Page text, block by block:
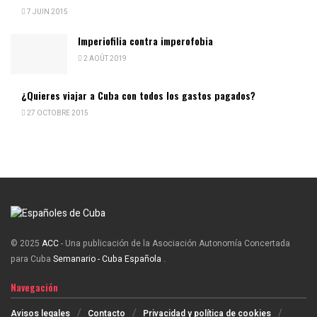
7 JUIN 2015
Imperiofilia contra imperofobia
2 AOÛT 2019
¿Quieres viajar a Cuba con todos los gastos pagados?
27 OCTOBRE 2015
© 2025 ACC- Una publicación de la Asociación Autonomía Concertada
para Cuba Semanario - Cuba Española .
Navegación
Avisos legales Contacto Privacidad y política de cookies